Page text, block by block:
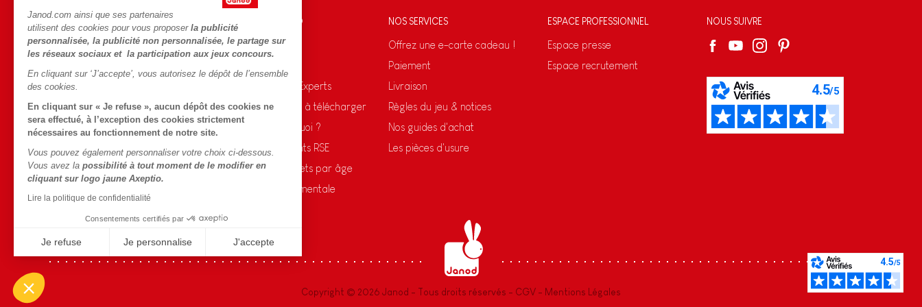
Janod.com ainsi que ses partenaires
utilisent des cookies pour vous proposer la publicité
personnalisée, la publicité non personnalisée, le partage sur
les réseaux sociaux et la participation aux jeux concours.
En cliquant sur ‘J’accepte’, vous autorisez le dépôt de l’ensemble
des cookies.
En cliquant sur « Je refuse », aucun dépôt des cookies ne
sera effectué, à l’exception des cookies strictement
nécessaires au fonctionnement de notre site.
Vous pouvez également personnaliser votre choix ci-dessous.
Vous avez la possibilité à tout moment de le modifier en
cliquant sur logo jaune Axeptio.
Lire la politique de confidentialité
Consentements certifiés par
Je refuse Je personnalise J'accepte
Axeptio consent
Plateforme de Gestion du Consentement : Personnalisez vos Options
Notre plateforme vous permet d'adapter et de gérer vos paramètres de confidentialité, en garantissant la conformité avec les réglementations. Personnalisez vos préférences pour
AIDE ET INFORMATIONS
CGV
Contact
Points de vente
Rappel Produits
Conditions des offres
Données personnelles
L'UNIVERS JANOD
L'histoire
Blog Conseils d'Experts
Activités enfants à télécharger
Le FSC®, c'est quoi ?
Nos engagements RSE
Sélection de jouets par âge
Fiche environnementale
NOS SERVICES
Offrez une e-carte cadeau !
Paiement
Livraison
Règles du jeu & notices
Nos guides d'achat
Les pièces d'usure
ESPACE PROFESSIONNEL
Espace presse
Espace recrutement
NOUS SUIVRE
Copyright © 2026 Janod - Tous droits réservés - CGV - Mentions Légales